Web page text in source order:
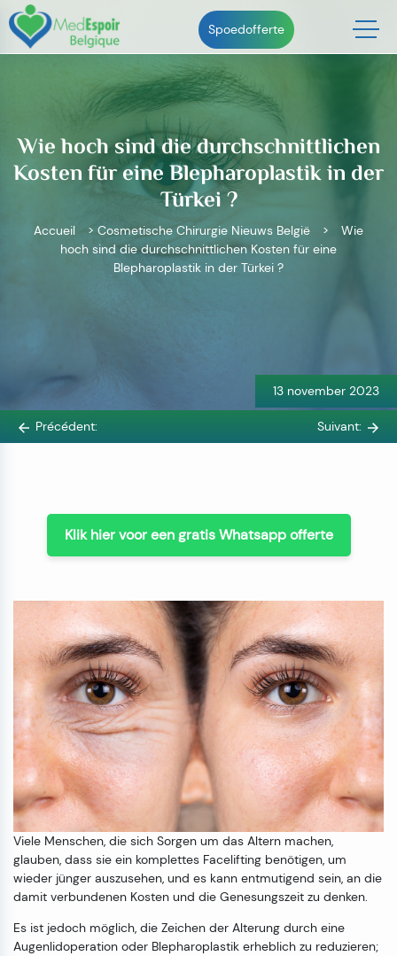
Skip
to
content
Spoedofferte
Wie hoch sind die durchschnittlichen
Kosten für eine Blepharoplastik in der
Türkei ?
Accueil > Cosmetische Chirurgie Nieuws België >
Wie
hoch sind die durchschnittlichen Kosten für eine
Blepharoplastik in der Türkei ?
13 november 2023
Précédent: Suivant:
Klik hier voor een gratis Whatsapp offerte
Viele Menschen, die sich Sorgen um das Altern machen,
glauben, dass sie ein komplettes Facelifting benötigen, um
wieder jünger auszusehen, und es kann entmutigend sein, an die
damit verbundenen Kosten und die Genesungszeit zu denken.
Es ist jedoch möglich, die Zeichen der Alterung durch eine
Augenlidoperation oder Blepharoplastik erheblich zu reduzieren;